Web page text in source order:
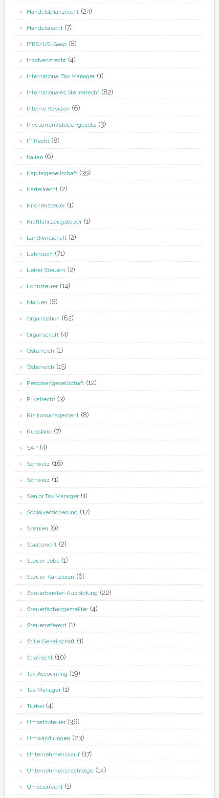
Handelsbilanzrecht(24)
Handelsrecht(7)
IFRS/US-Gaap(8)
Insolvenzrecht(4)
International Tax Manager(1)
Internationales Steuerrecht(82)
Interne Revision (6)
Investment(steuer)gesetz (3)
IT-Recht(8)
Italien (6)
Kapitalgesellschaft(39)
Kartellrecht(2)
Kirchensteuer(1)
Kraftfahrzeugsteuer(1)
Landwirtschaft(2)
Lehrbuch (71)
Leiter Steuern (2)
Lohnsteuer(14)
Marken (6)
Organisation (62)
Organschaft(4)
Österreich (1)
Österreich (15)
Personengesellschaft(12)
Privatrecht(3)
Risikomanagement(8)
Russland(7)
SAP(4)
Schweiz (16)
Schweiz (1)
Senior Tax Manager(1)
Sozialversicherung (17)
Spanien (9)
Staatsrecht(2)
Steuer-Jobs(1)
Steuer-Kanzleien (6)
Steuerberater-Ausbildung (22)
Steuerfachangestellter(4)
Steuerreferent(1)
Stille Gesellschaft(1)
Strafrecht(10)
Tax Accounting (19)
Tax Manager(1)
Türkei (4)
Umsatzsteuer(36)
Umwandlungen (23)
Unternehmenskauf(17)
Unternehmensnachfolge(14)
Urheberrecht(1)